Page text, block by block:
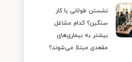
نشستن طولانی یا کار
سنگین؟ کدام مشاغل
بیشتر به بیماری‌های
مقعدی مبتلا می‌شوند؟